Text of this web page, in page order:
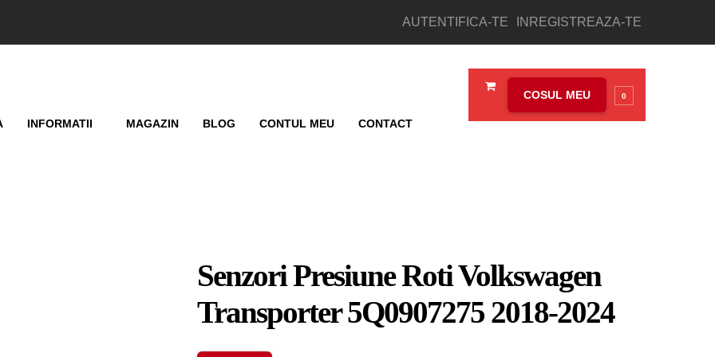
AUTENTIFICA-TE INREGISTREAZA-TE
COSUL MEU 0
INFORMATII MAGAZIN BLOG CONTUL MEU CONTACT
Senzori Presiune Roti Volkswagen
Transporter 5Q0907275 2018-2024